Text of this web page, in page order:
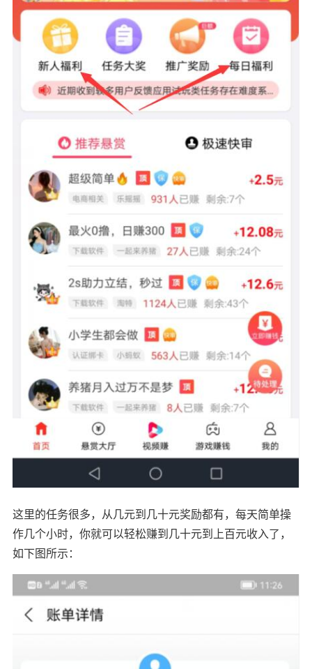
这里的任务很多，从几元到几十元奖励都有，每天简单操
作几个小时，你就可以轻松赚到几十元到上百元收入了，
如下图所示：